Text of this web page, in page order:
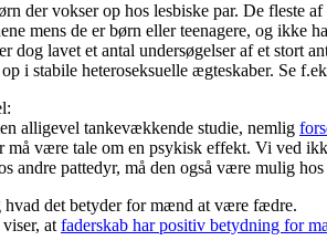
der vokser op hos lesbiske par. De fleste
mens de er børn eller teenagere, og
dog lavet et antal undersøgelser af et
i stabile heteroseksuelle ægteskaber. Se
alligevel tankevækkende studie, nemlig
være tale om en psykisk effekt. Vi ved
andre pattedyr, må den også være mulig hos
hvad det betyder for mænd at være fædre.
at faderskab har positiv betydning for